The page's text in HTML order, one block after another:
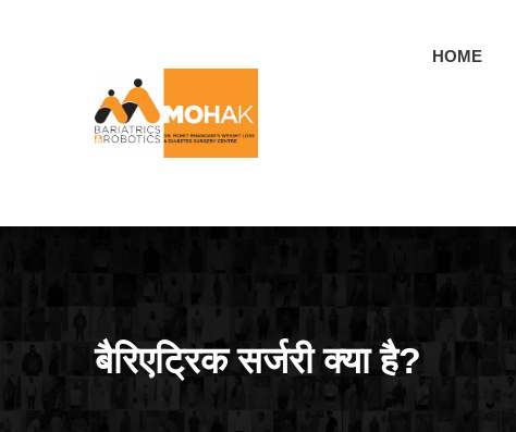
HOME
बैरिएट्रिक सर्जरी क्या है?